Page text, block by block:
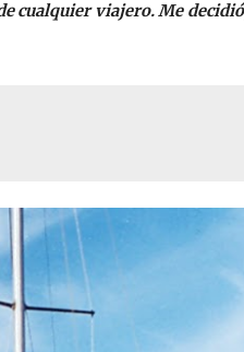
cualquier viajero. Me